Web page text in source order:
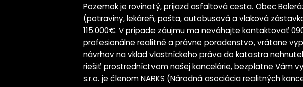
Pozemok je rovinatý, príjazd asfaltová cesta. Obec
(potraviny, lekáreň, pošta, autobusová a vlaková
115.000€. V prípade záujmu ma neváhajte kontaktovať
profesionálne realitné a právne poradenstvo, vrátane
návrhov na vklad vlastníckeho práva do katastra
riešiť prostredníctvom našej kancelárie, bezplatne Vám
s.r.o. je členom NARKS (Národná asociácia realitných